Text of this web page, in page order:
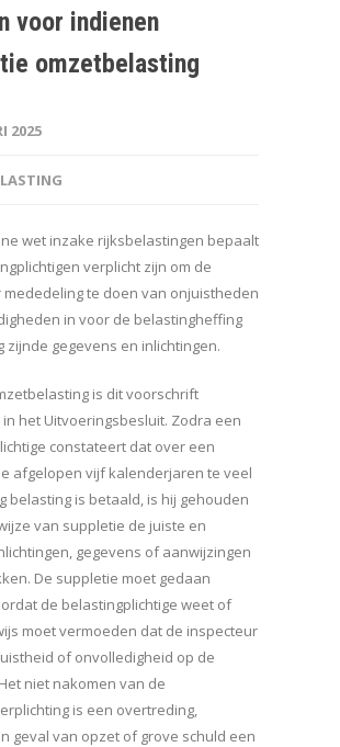
voor indienen
omzetbelasting
2025
wet inzake rijksbelastingen bepaalt
verplicht zijn om de
mededeling te doen van onjuistheden
in voor de belastingheffing
zijnde gegevens en inlichtingen.
is dit voorschrift
het Uitvoeringsbesluit. Zodra een
constateert dat over een
afgelopen vijf kalenderjaren te veel
belasting is betaald, is hij gehouden
van suppletie de juiste en
gegevens of aanwijzingen
De suppletie moet gedaan
de belastingplichtige weet of
moet vermoeden dat de inspecteur
of onvolledigheid op de
niet nakomen van de
is een overtreding,
geval van opzet of grove schuld een